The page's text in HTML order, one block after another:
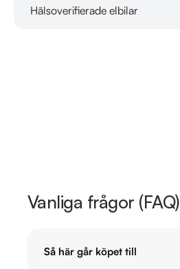
Hälsoverifierade elbilar
Läs mer om oss
Vanliga frågor (FAQ)
Så här går köpet till